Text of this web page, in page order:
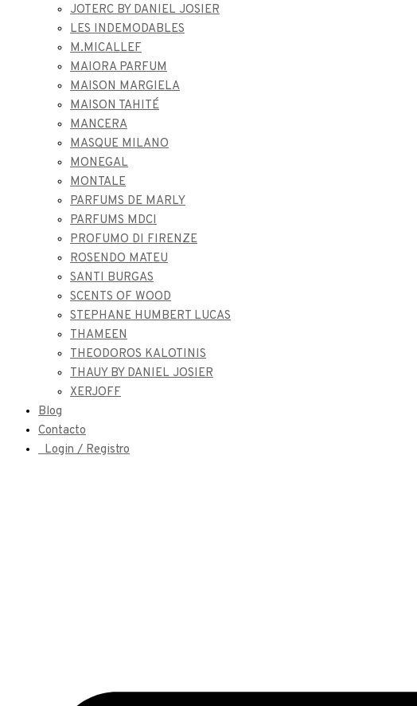
JOTERC BY DANIEL JOSIER
LES INDEMODABLES
M.MICALLEF
MAIORA PARFUM
MAISON MARGIELA
MAISON TAHITÉ
MANCERA
MASQUE MILANO
MONEGAL
MONTALE
PARFUMS DE MARLY
PARFUMS MDCI
PROFUMO DI FIRENZE
ROSENDO MATEU
SANTI BURGAS
SCENTS OF WOOD
STEPHANE HUMBERT LUCAS
THAMEEN
THEODOROS KALOTINIS
THAUY BY DANIEL JOSIER
XERJOFF
Blog
Contacto
Login / Registro